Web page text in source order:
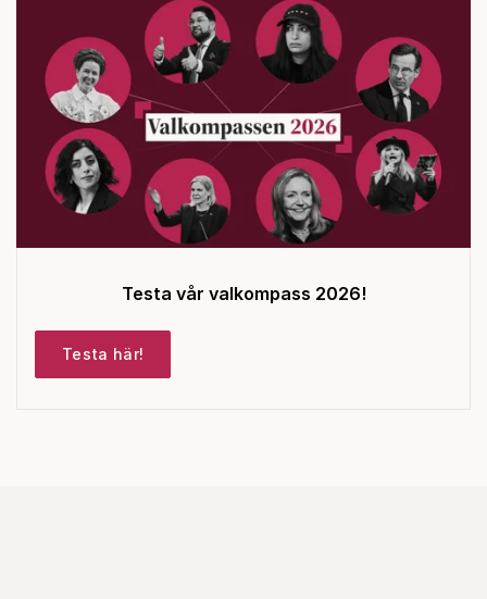
Testa vår valkompass 2026!
Testa här!